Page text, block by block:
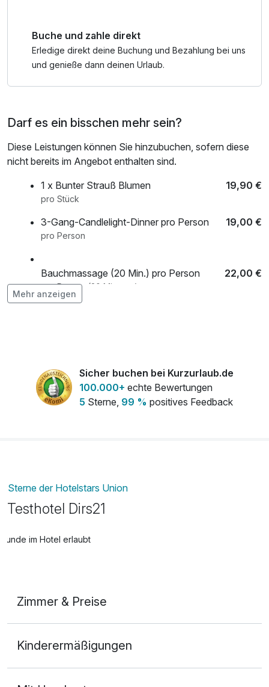
Buche und zahle direkt
Erledige direkt deine Buchung und Bezahlung bei uns
und genieße dann deinen Urlaub.
Darf es ein bisschen mehr sein?
Diese Leistungen können Sie hinzubuchen, sofern diese
nicht bereits im Angebot enthalten sind.
1 x Bunter Strauß Blumen
19,90 €
pro Stück
3-Gang-Candlelight-Dinner pro Person 19,00 €
pro Person
Bauchmassage (20 Min.) pro Person 22,00 €
pro Person (20 Minuten)
Obstkorb pro Zimmer 10,00 €
pro Zimmer
Mehr anzeigen
Sicher buchen bei Kurzurlaub.de
100.000+ echte Bewertungen
5 Sterne, 99 % positives Feedback
Sterne der Hotelstars Union
Testhotel Dirs21
Hunde im Hotel erlaubt
Zimmer & Preise
2 Erwachsene und 1 Kind
Kinderermäßigungen